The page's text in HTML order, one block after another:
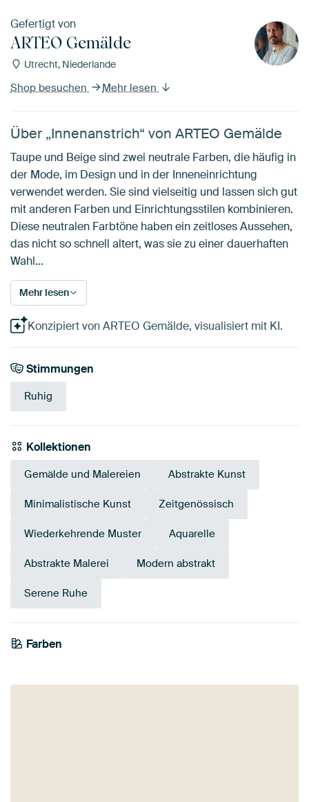
Gefertigt von
ARTEO Gemälde
Utrecht, Niederlande
Shop besuchen Mehr lesen
Über „Innenanstrich“ von ARTEO Gemälde
Taupe und Beige sind zwei neutrale Farben, die häufig in
der Mode, im Design und in der Inneneinrichtung
verwendet werden. Sie sind vielseitig und lassen sich gut
mit anderen Farben und Einrichtungsstilen kombinieren.
Diese neutralen Farbtöne haben ein zeitloses Aussehen,
das nicht so schnell altert, was sie zu einer dauerhaften
Wahl…
Mehr lesen
Konzipiert von ARTEO Gemälde, visualisiert mit KI.
Stimmungen
Ruhig
Kollektionen
Gemälde und Malereien Abstrakte Kunst
Minimalistische Kunst Zeitgenössisch
Wiederkehrende Muster Aquarelle
Abstrakte Malerei Modern abstrakt
Serene Ruhe
Farben
Taupe
Anthrazit